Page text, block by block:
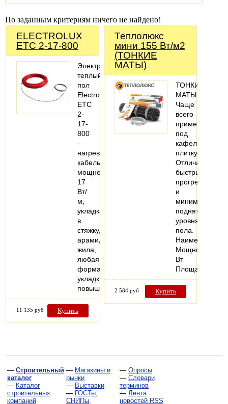
По заданным критериям ничего не найдено!
ELECTROLUX
ETC 2-17-800
Электрический
теплый
пол
Electrolux
ETC
2-
17-
800
-
нагревательный
кабель,
мощность
17
Вт/
м,
укладка
в
стяжку,
арамидная
жила,
любая
форма
укладки,
повышенная…
11 135 руб Купить
Теплолюкс
мини 155 Вт/м2
(ТОНКИЕ
МАТЫ)
ТОНКИЕ
МАТЫ
Чаще
всего
применяется
под
кафельную
плитку.
Отличается
быстрым
прогревом
и
минимальным
поднятием
уровня
пола.
Наименование
Мощность,
Вт
Площадь…
2 584 руб Купить
— Строительный
каталог
— Каталог
строительных
компаний
— Магазины и
рынки
— Выставки
— ГОСТы,
СНИПы,
— Опросы
— Словари
терминов
— Лента
новостей RSS